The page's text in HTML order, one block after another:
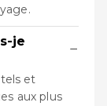
je
−
et
aux plus